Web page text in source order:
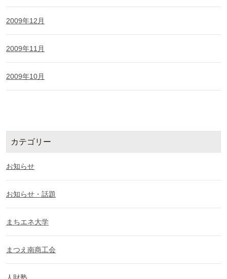
2009年12月
2009年11月
2009年10月
カテゴリー
お知らせ
お知らせ・話題
まちエネ大学
まつえ南商工会